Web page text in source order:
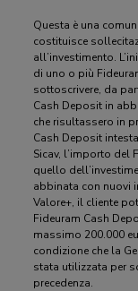
Questa è una
costituisce
all’investimento.
di uno o più
sottoscrivere, da
Cash Deposit in
che risultassero in
Cash Deposit
Sicav, l’importo del
quello
abbinata con nuovi
Valore+, il cliente
Fideuram Cash
massimo 200.000
condizione che la
stata utilizzata per
precedenza.